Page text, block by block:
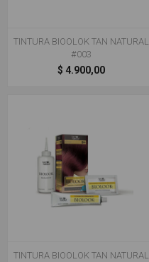
TINTURA BIOOLOK TAN NATURAL
#003
$ 4.900,00
TINTURA BIOOLOK TAN NATURAL